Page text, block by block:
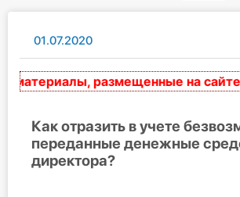
Главная ИС
Консультации
Правовая база
Библиотека бухгалтера
01.07.2020
размещенные на сайте,
Как отразить в учете
переданные денежные
директора?